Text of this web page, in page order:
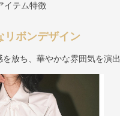
イテム特徴
リボンデザイン
放ち、華やかな雰囲気を演出